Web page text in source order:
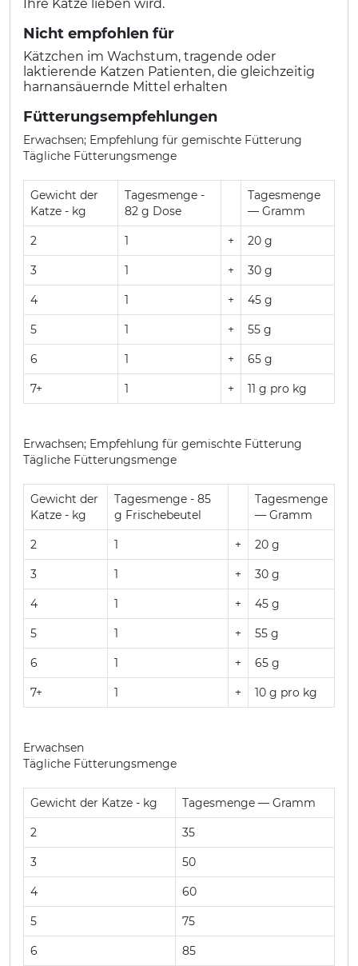
Ihre Katze lieben wird.
Nicht empfohlen für
Kätzchen im Wachstum, tragende oder
laktierende Katzen Patienten, die gleichzeitig
harnansäuernde Mittel erhalten
Fütterungsempfehlungen
Erwachsen; Empfehlung für gemischte Fütterung
Tägliche Fütterungsmenge
Gewicht der
Katze - kg
Tagesmenge -
82 g Dose
Tagesmenge
— Gramm
2 1 + 20 g
3 1 + 30 g
4 1 + 45 g
5 1 + 55 g
6 1 + 65 g
7+ 1 + 11 g pro kg
Erwachsen; Empfehlung für gemischte Fütterung
Tägliche Fütterungsmenge
Gewicht der
Katze - kg
Tagesmenge - 85
g Frischebeutel
Tagesmenge
— Gramm
2 1 + 20 g
3 1 + 30 g
4 1 + 45 g
5 1 + 55 g
6 1 + 65 g
7+ 1 + 10 g pro kg
Erwachsen
Tägliche Fütterungsmenge
Gewicht der Katze - kg Tagesmenge — Gramm
2 35
3 50
4 60
5 75
6 85